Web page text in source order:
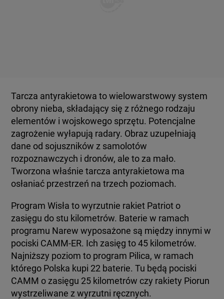
Tarcza antyrakietowa to wielowarstwowy system
obrony nieba, składający się z różnego rodzaju
elementów i wojskowego sprzętu. Potencjalne
zagrożenie wyłapują radary. Obraz uzupełniają
dane od sojuszników z samolotów
rozpoznawczych i dronów, ale to za mało.
Tworzona właśnie tarcza antyrakietowa ma
osłaniać przestrzeń na trzech poziomach.
Program Wisła to wyrzutnie rakiet Patriot o
zasięgu do stu kilometrów. Baterie w ramach
programu Narew wyposażone są między innymi w
pociski CAMM-ER. Ich zasięg to 45 kilometrów.
Najniższy poziom to program Pilica, w ramach
którego Polska kupi 22 baterie. Tu będą pociski
CAMM o zasięgu 25 kilometrów czy rakiety Piorun
wystrzeliwane z wyrzutni ręcznych.